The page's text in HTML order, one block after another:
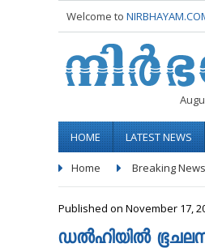
Welcome to
HOME LATEST NEWS
Home Breaking News
Published on November 17,
ഡൽഹിയിൽ